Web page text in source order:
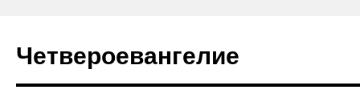
Четвероевангелие